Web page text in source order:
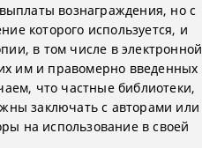
вознаграждения, но с
которого используется, и
в том числе в электронной
им и правомерно введенных
что частные библиотеки,
заключать с авторами или
на использование в своей